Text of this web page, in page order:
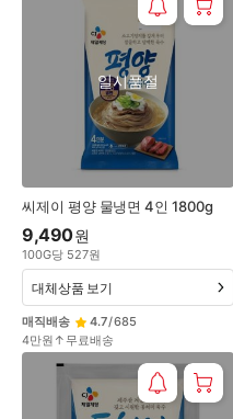
씨제이 평양 물냉면 4인 1800g
일시품절
9,490원
100G당 527원
매직배송 4.7/685
4만원↑무료배송
대체상품 보기